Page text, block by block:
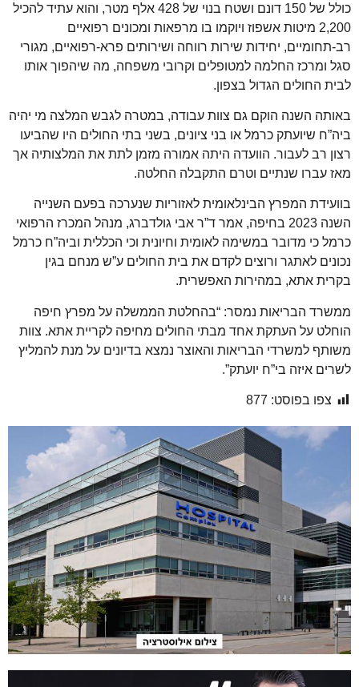
כולל של 150 דונם ושטח בנוי של 428 אלף מטר, והוא עתיד להכיל
2,200 מיטות אשפוז ויוקמו בו מרפאות ומכונים רפואיים
רב-תחומיים, יחידות שירות רווחה ושירותים פרא-רפואיים, מגורי
סגל ומרכז החלמה למטופלים וקרובי משפחה, מה שיהפוך אותו
לבית החולים הגדול בצפון.
באותה השנה הוקם גם צוות עבודה, במטרה לגבש המלצה מי יהיה
ביה”ח שיועתק כרמל או בני ציונים, בשני בתי החולים היו שהביעו
רצון רב לעבור. הוועדה היתה אמורה מזמן לתת את המלצותיה אך
מאז עברו שנתיים וטרם התקבלה החלטה.
בוועידת המפרץ הבינלאומית לאזוריות שנערכה בפעם השנייה
השנה 2023 בחיפה, אמר ד”ר אבי גולדברג, מנהל המכרז הרפואי
כרמל כי מדובר במשימה לאומית וחיונית וכי הכללית וביה”ח כרמל
נכונים לאתגר ורוצים לקדם את בית החולים ע”ש מנחם בגין
בקרית אתא, במהירות האפשרית.
ממשרד הבריאות נמסר: “בהחלטת הממשלה על מפרץ חיפה
הוחלט על העתקת אחד מבתי החולים מחיפה לקריית אתא. צוות
משותף למשרדי הבריאות והאוצר נמצא בדיונים על מנת להמליץ
לשרים איזה בי”ח יועתק”.
צפו בפוסט: 877